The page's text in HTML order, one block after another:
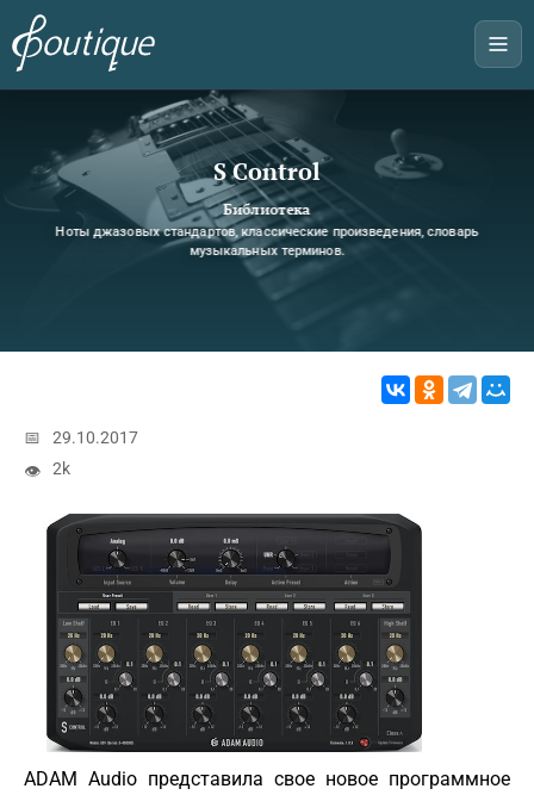
S Control
Библиотека
Ноты джазовых стандартов, классические произведения, словарь
музыкальных терминов.
📅
29.10.2017
👁
2k
ADAM Audio представила свое новое программное